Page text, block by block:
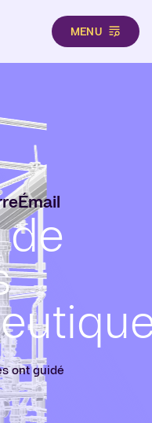
MENU
Émail
ont guidé